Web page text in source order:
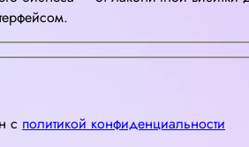
с политикой конфиденциальности